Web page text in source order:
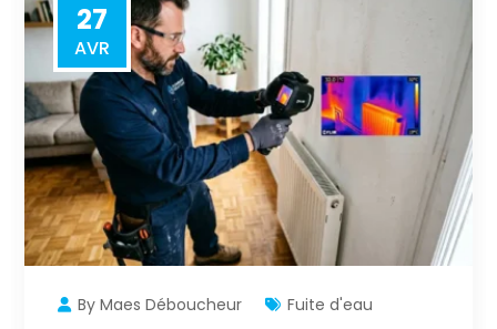
27
AVR
By Maes Déboucheur Fuite d'eau